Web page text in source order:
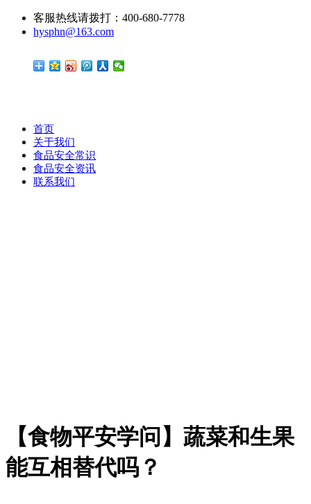
客服热线请拨打：400-680-7778
hysphn@163.com
首页
关于我们
食品安全常识
食品安全资讯
联系我们
【食物平安学问】蔬菜和生果
能互相替代吗？